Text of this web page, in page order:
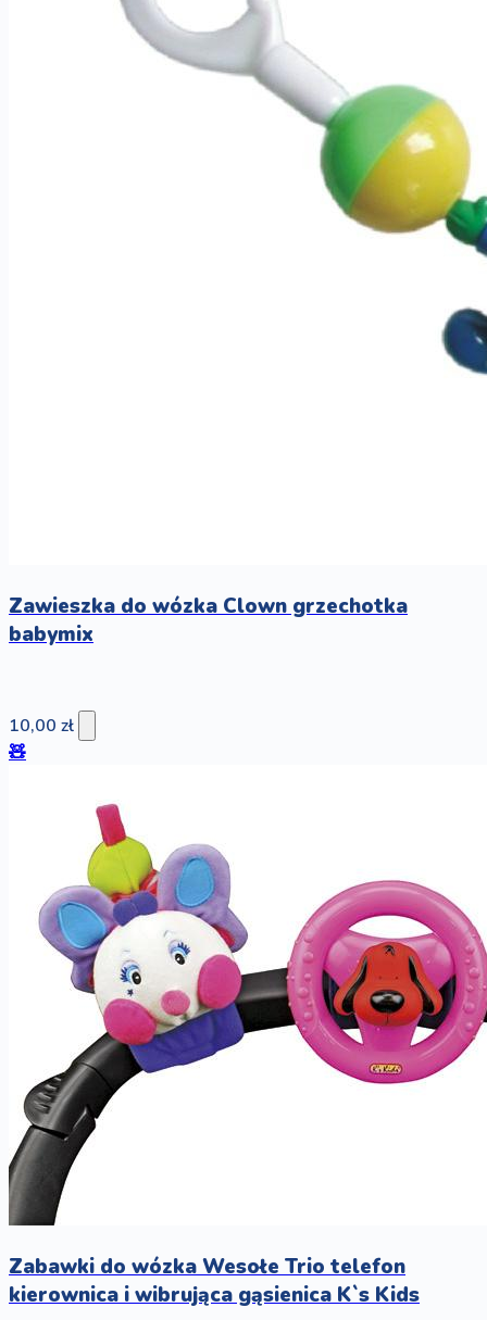
Zawieszka do wózka Clown grzechotka
babymix
10,00 zł
🧸
Zabawki do wózka Wesołe Trio telefon
kierownica i wibrująca gąsienica K`s Kids